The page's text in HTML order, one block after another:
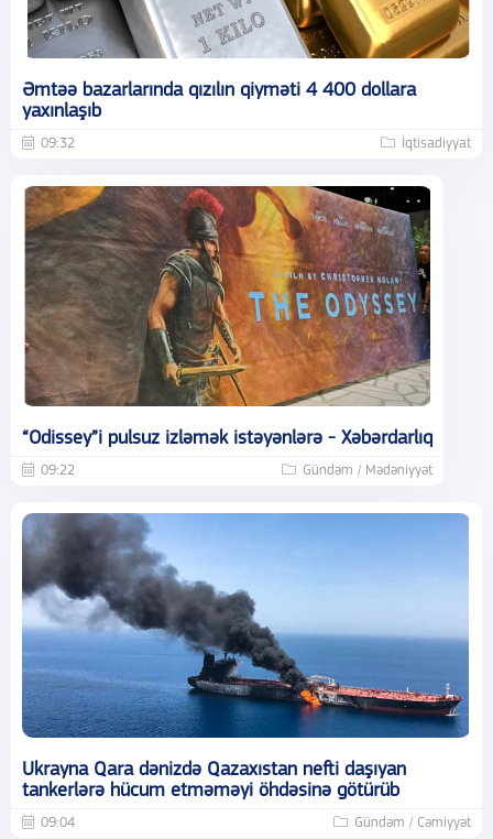
Əmtəə bazarlarında qızılın qiyməti 4 400 dollara
yaxınlaşıb
09:32 İqtisadiyyat
“Odissey”i pulsuz izləmək istəyənlərə - Xəbərdarlıq
09:22 Gündəm / Mədəniyyət
Ukrayna Qara dənizdə Qazaxıstan nefti daşıyan
tankerlərə hücum etməməyi öhdəsinə götürüb
09:04 Gündəm / Cəmiyyət